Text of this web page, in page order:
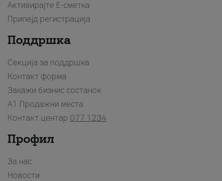
Активирајте Е-сметка
Припејд регистрација
Поддршка
Секција за поддршка
Контакт форма
Закажи бизнис состанок
A1 Продажни места
Контакт центар 077 1234
Профил
За нас
Новости